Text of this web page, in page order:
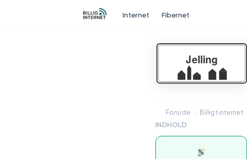
Internet Fibernet
Forside › Billigt internet
INDHOLD